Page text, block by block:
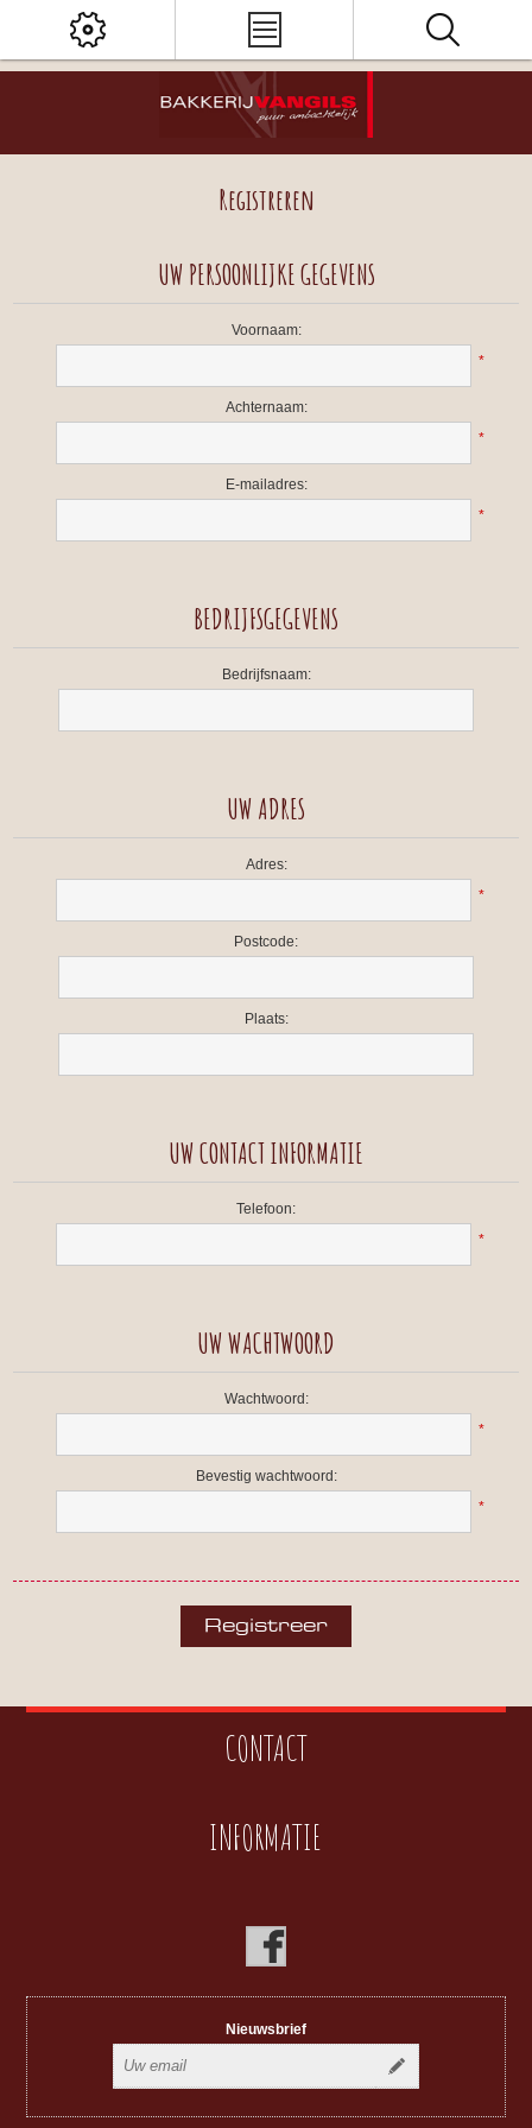
Registreren
UW PERSOONLIJKE GEGEVENS
Voornaam:
*
Achternaam:
*
E-mailadres:
*
BEDRIJFSGEGEVENS
Bedrijfsnaam:
UW ADRES
Adres:
*
Postcode:
Plaats:
UW CONTACT INFORMATIE
Telefoon:
*
UW WACHTWOORD
Wachtwoord:
*
Bevestig wachtwoord:
*
CONTACT
INFORMATIE
Nieuwsbrief